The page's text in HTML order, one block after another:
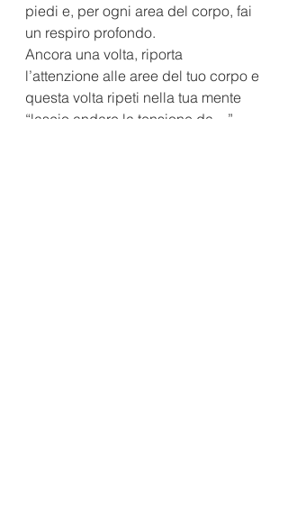
piedi e, per ogni area del corpo, fai
un respiro profondo.
Ancora una volta, riporta
l’attenzione alle aree del tuo corpo e
questa volta ripeti nella tua mente
“lascio andare la tensione da…”